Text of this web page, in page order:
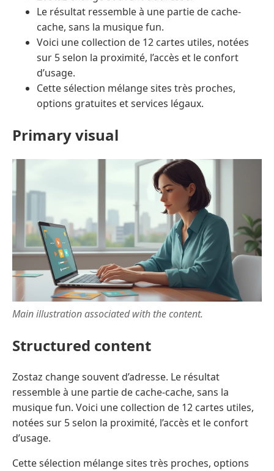
Le résultat ressemble à une partie de cache-
cache, sans la musique fun.
Voici une collection de 12 cartes utiles, notées
sur 5 selon la proximité, l’accès et le confort
d’usage.
Cette sélection mélange sites très proches,
options gratuites et services légaux.
Primary visual
Main illustration associated with the content.
Structured content
Zostaz change souvent d’adresse. Le résultat
ressemble à une partie de cache-cache, sans la
musique fun. Voici une collection de 12 cartes utiles,
notées sur 5 selon la proximité, l’accès et le confort
d’usage.
Cette sélection mélange sites très proches, options